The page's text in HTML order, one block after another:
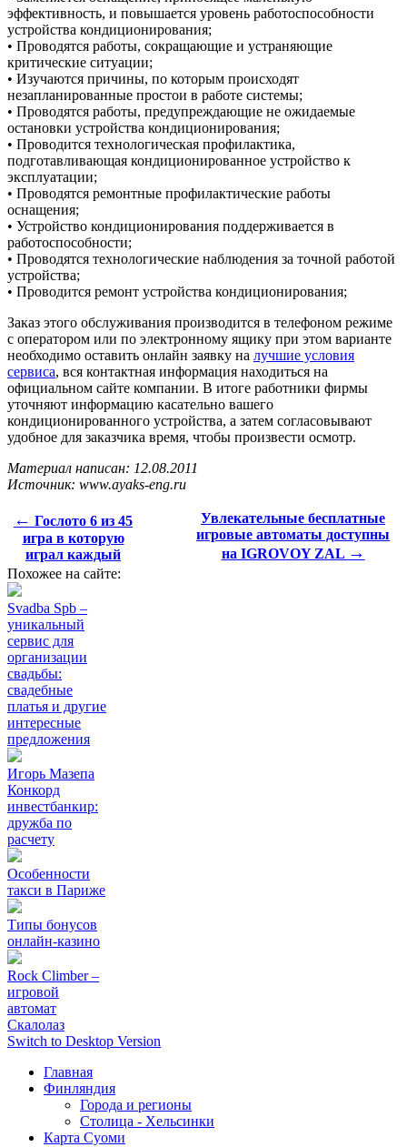
эффективность, и повышается уровень работоспособности
устройства кондиционирования;
• Проводятся работы, сокращающие и устраняющие
критические ситуации;
• Изучаются причины, по которым происходят
незапланированные простои в работе системы;
• Проводятся работы, предупреждающие не ожидаемые
остановки устройства кондиционирования;
• Проводится технологическая профилактика,
подготавливающая кондиционированное устройство к
эксплуатации;
• Проводятся ремонтные профилактические работы
оснащения;
• Устройство кондиционирования поддерживается в
работоспособности;
• Проводятся технологические наблюдения за точной работой
устройства;
• Проводится ремонт устройства кондиционирования;
Заказ этого обслуживания производится в телефоном режиме
с оператором или по электронному ящику при этом варианте
необходимо оставить онлайн заявку на лучшие условия
сервиса, вся контактная информация находиться на
официальном сайте компании. В итоге работники фирмы
уточняют информацию касательно вашего
кондиционированного устройства, а затем согласовывают
удобное для заказчика время, чтобы произвести осмотр.
Материал написан: 12.08.2011
Источник: www.ayaks-eng.ru
← Гослото 6 из 45
игра в которую
играл каждый
Увлекательные бесплатные
игровые автоматы доступны
на IGROVOY ZAL →
Похожее на сайте:
Svadba Spb –
уникальный
сервис для
организации
свадьбы:
свадебные
платья и другие
интересные
предложения
Игорь Мазепа
Конкорд
инвестбанкир:
дружба по
расчету
Особенности
такси в Париже
Типы бонусов
онлайн-казино
Rock Climber –
игровой
автомат
Скалолаз
Switch to Desktop Version
Главная
Финляндия
Города и регионы
Столица - Хельсинки
Карта Суоми